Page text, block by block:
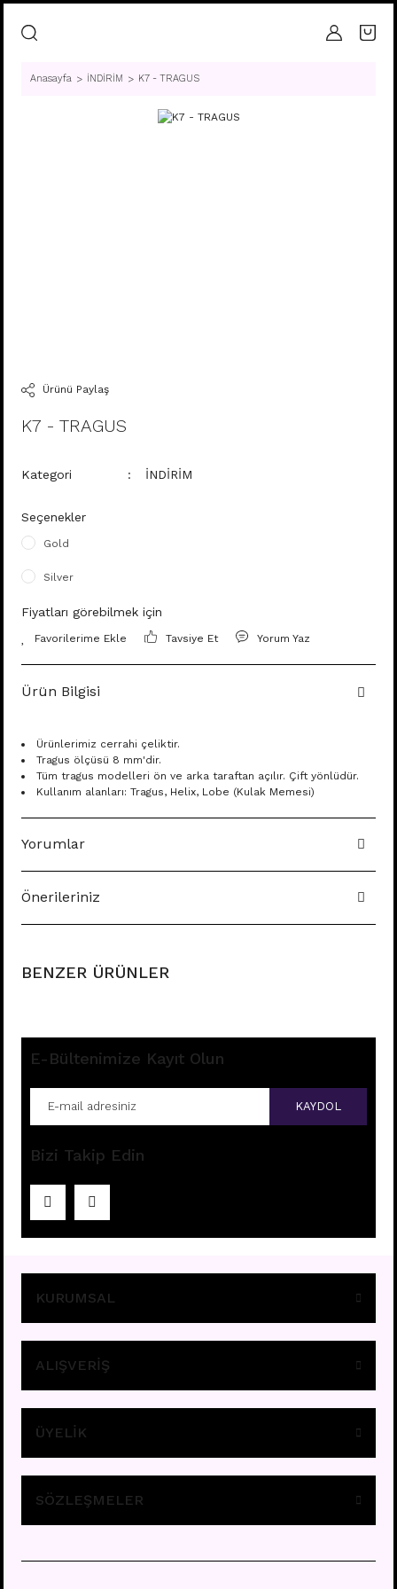
Anasayfa İNDİRİM K7 - TRAGUS
Ürünü Paylaş
K7 - TRAGUS
Kategori İNDİRİM
Seçenekler
Gold
Silver
Fiyatları görebilmek için
Tavsiye Et Yorum Yaz
Ürün Bilgisi
Ürünlerimiz cerrahi çeliktir.
Tragus ölçüsü 8 mm'dir.
Tüm tragus modelleri ön ve arka taraftan açılır. Çift yönlüdür.
Kullanım alanları: Tragus, Helix, Lobe (Kulak Memesi)
Yorumlar
Önerileriniz
BENZER ÜRÜNLER
Fiyatları görebilmek içinüye girişi yapınız.
E-Bültenimize Kayıt Olun
KAYDOL
Bizi Takip Edin
KURUMSAL
ALIŞVERİŞ
ÜYELİK
SÖZLEŞMELER